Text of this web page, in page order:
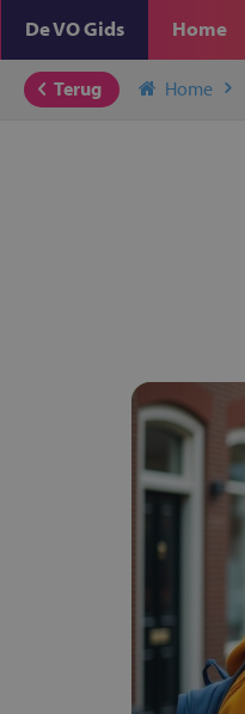
De VO Gids Home
Terug Home